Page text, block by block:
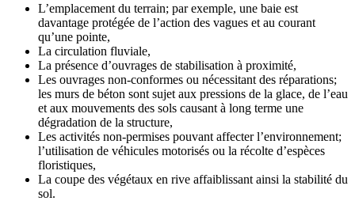
L’emplacement du terrain; par exemple, une baie est
davantage protégée de l’action des vagues et au courant
qu’une pointe,
La circulation fluviale,
La présence d’ouvrages de stabilisation à proximité,
Les ouvrages non-conformes ou nécessitant des réparations;
les murs de béton sont sujet aux pressions de la glace, de l’eau
et aux mouvements des sols causant à long terme une
dégradation de la structure,
Les activités non-permises pouvant affecter l’environnement;
l’utilisation de véhicules motorisés ou la récolte d’espèces
floristiques,
La coupe des végétaux en rive affaiblissant ainsi la stabilité du
sol.